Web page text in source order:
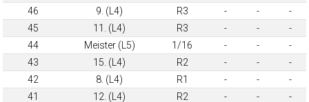
46
9. (L4) R3 - -
-
45
11. (L4) R3 - -
-
44
Meister (L5) 1/16 - -
-
43
15. (L4) R2 - -
-
42
8. (L4) R1 - -
-
41
12. (L4) R2 - -
-